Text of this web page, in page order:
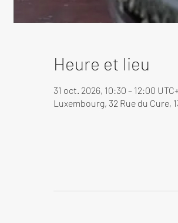
Heure et lieu
31 oct. 2026, 10:30 – 12:00
Luxembourg, 32 Rue du Cure,